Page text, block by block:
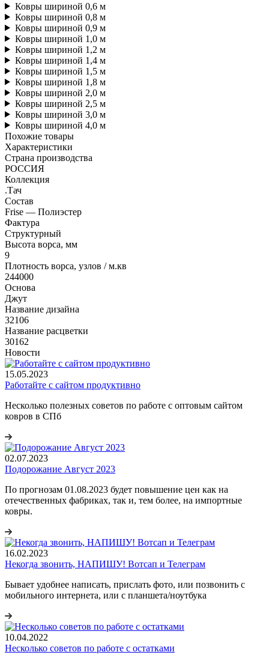
Ковры шириной 0,6 м
Ковры шириной 0,8 м
Ковры шириной 0,9 м
Ковры шириной 1,0 м
Ковры шириной 1,2 м
Ковры шириной 1,4 м
Ковры шириной 1,5 м
Ковры шириной 1,8 м
Ковры шириной 2,0 м
Ковры шириной 2,5 м
Ковры шириной 3,0 м
Ковры шириной 4,0 м
Похожие товары
Характеристики
Страна производства
РОССИЯ
Коллекция
.Тач
Состав
Frise — Полиэстер
Фактура
Структурный
Высота ворса, мм
9
Плотность ворса, узлов / м.кв
244000
Основа
Джут
Название дизайна
32106
Название расцветки
30162
Новости
15.05.2023
Работайте с сайтом продуктивно
Несколько полезных советов по работе с оптовым сайтом
ковров в СПб
02.07.2023
Подорожание Август 2023
По прогнозам 01.08.2023 будет повышение цен как на
отечественных фабриках, так и, тем более, на импортные
ковры.
16.02.2023
Некогда звонить, НАПИШУ! Вотсап и Телеграм
Бывает удобнее написать, прислать фото, или позвонить с
мобильного интернета, или с планшета/ноутбука
10.04.2022
Несколько советов по работе с остатками